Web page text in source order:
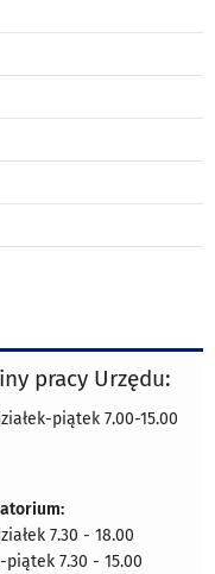
pracy Urzędu:
piątek 7.00-15.00
7.30 - 18.00
7.30 - 15.00